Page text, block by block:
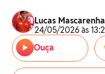
Lucas
24/05/2026 às
Ouça